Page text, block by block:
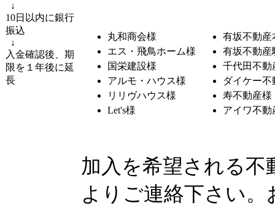
↓
10日以内に銀行
振込
↓
入金確認後、期
限を１年後に延
長
丸和商会様
エス・飛鳥ホーム様
国栄建設様
アルモ・ハウス様
リリヴハウス様
Let's様
有坂不動産
有坂不動産
千代田不動
ダイケー不
寿不動産様
アイワ不動
加入を希望される
よりご連絡下さい